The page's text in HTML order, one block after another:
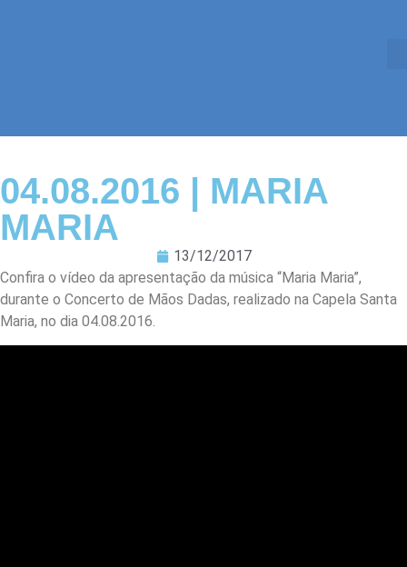
04.08.2016 | MARIA
MARIA
13/12/2017
Confira o vídeo da apresentação da música “Maria Maria”,
durante o Concerto de Mãos Dadas, realizado na Capela Santa
Maria, no dia 04.08.2016.